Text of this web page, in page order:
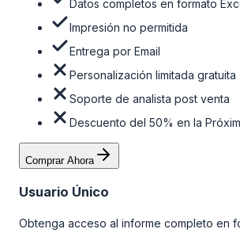
Datos completos en formato
Impresión no permitida
Entrega por Email
Personalización limitada
Soporte de analista post venta
Descuento del 50% en la
Comprar Ahora
Usuario Único
Obtenga acceso al informe completo en